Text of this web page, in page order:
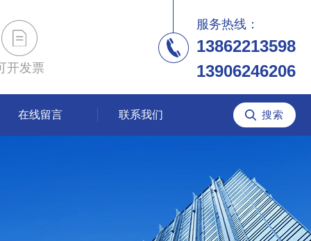
开发票
服务热线：
13862213598
13906246206
在线留言 联系我们